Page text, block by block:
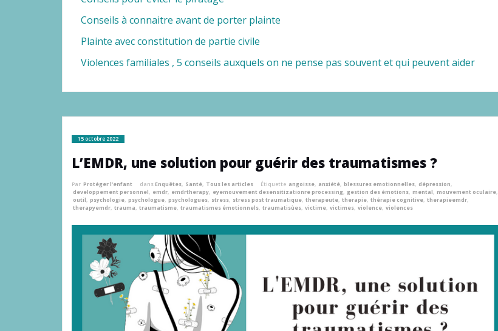
Conseils à connaitre avant de porter plainte
Plainte avec constitution de partie civile
Violences familiales , 5 conseils auxquels on ne pense pas souvent et qui peuvent aider
15 octobre 2022
L’EMDR, une solution pour guérir des traumatismes ?
Par Protéger l'enfant dansEnquêtes, Santé, Tous les articles Étiquette angoisse, anxiété, blessures emotionnelles, dépression,
developpement personnel , emdr, emdrtherapy, eyemouvement desensitizationre processing, gestion des émotions, mental , mouvement oculaire,
outil , psychologie, psychologue, psychologues, stress, stress post traumatique, therapeute, therapie, thérapie cognitive, therapieemdr,
therapyemdr, trauma, traumatisme, traumatismes émotionnels, traumatisùes, victime, victimes, violence, violences